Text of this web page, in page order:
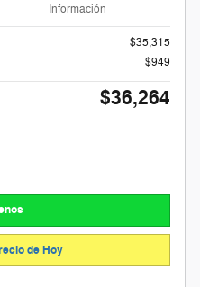
Información
$35,315
$949
$36,264
de Hoy